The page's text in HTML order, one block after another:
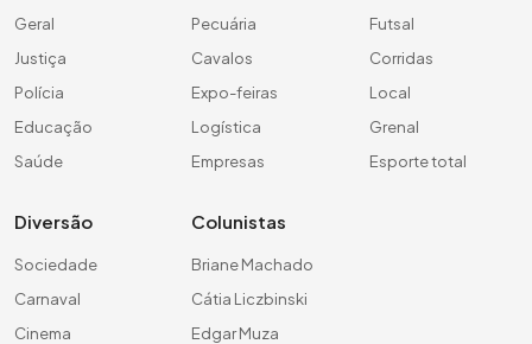
Geral
Justiça
Polícia
Educação
Saúde
Pecuária
Cavalos
Expo-feiras
Logística
Empresas
Futsal
Corridas
Local
Grenal
Esporte total
Diversão
Sociedade
Carnaval
Cinema
Colunistas
Briane Machado
Cátia Liczbinski
Edgar Muza